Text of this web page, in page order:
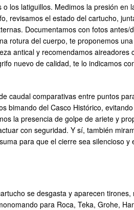
los latiguillos. Medimos la presión en
revisamos el estado del cartucho,
Documentamos con fotos antes/
rotura del cuerpo, te proponemos
antical y recomendamos aireadores
nuevo de calidad, te lo indicamos
caudal comparativas entre puntos
bimando del Casco Histórico,
la presencia de golpe de ariete y
con seguridad. Y sí, también
para que el cierre sea silencioso y
se desgasta y aparecen tirones,
para Roca, Teka, Grohe,